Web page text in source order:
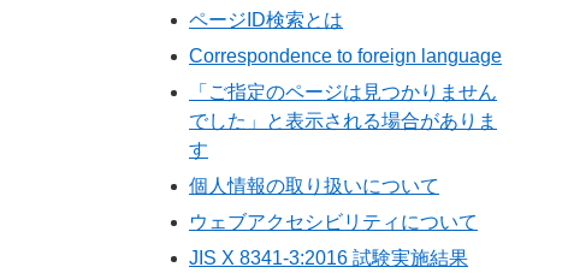
ページID検索とは
Correspondence to foreign language
「ご指定のページは見つかりません
でした」と表示される場合がありま
す
個人情報の取り扱いについて
ウェブアクセシビリティについて
JIS X 8341-3:2016 試験実施結果